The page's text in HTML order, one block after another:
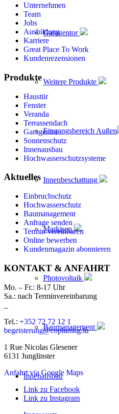
Garagentor
Weitere Produkte
Eingangsbereich Außen
Innenbeschattung
Markisen
Photovoltaik
Baumanagement
Innenausbau
Unternehmen
Team
Jobs
Ausbildung
Karriere
Great Place To Work
Kundenrezensionen
Produkte
Haustür
Fenster
Veranda
Terrassendach
Garagentor
Sonnenschutz
Innenausbau
Hochwasserschutzsysteme
Aktuelles
Einbruchschutz
Hochwasserschutz
Baumanagement
Anfrage senden
Termin vereinbaren
Online bewerben
Kundenmagazin abonnieren
KONTAKT & ANFAHRT
Mo. – Fr.: 8-17 Uhr
Sa.: nach Terminvereinbarung
Tel.: +352 72 72 12 1
begeisterung@coplaning.lu
1 Rue Nicolas Glesener
6131 Junglinster
Anfahrt via Google Maps
Link zu Facebook
Link zu Instagram